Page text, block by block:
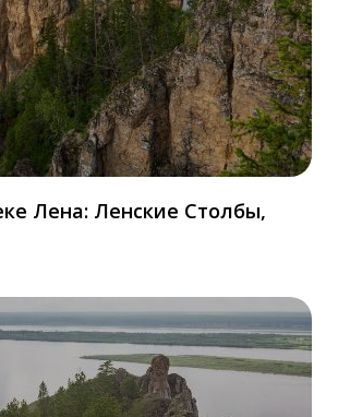
Лена: Ленские Столбы,